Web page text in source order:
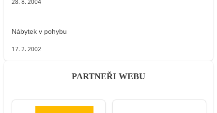
28. 8. 2004
Nábytek v pohybu
17. 2. 2002
PARTNEŘI WEBU